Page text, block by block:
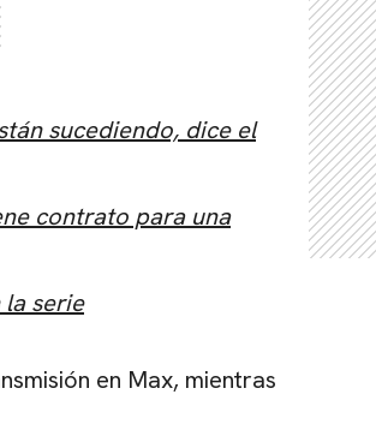
sucediendo, dice el
contrato para una
la serie
en Max, mientras